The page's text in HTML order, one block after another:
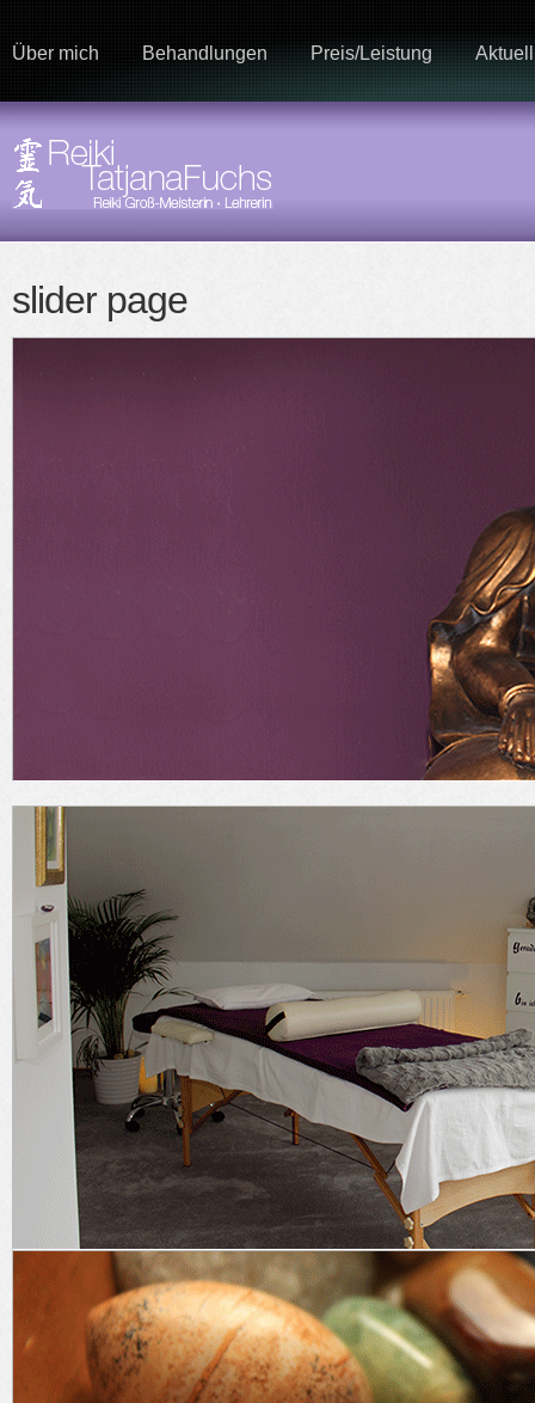
Über mich Behandlungen Preis/Leistung Aktuell
slider page